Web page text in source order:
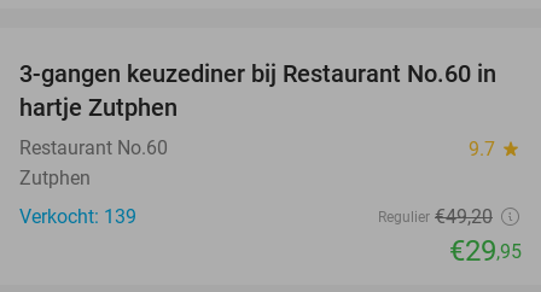
39%
3-gangen keuzediner bij Restaurant No.60 in
hartje Zutphen
Restaurant No.60 9.7 star
Zutphen
Verkocht: 139
Regulier €49,20
€29,95